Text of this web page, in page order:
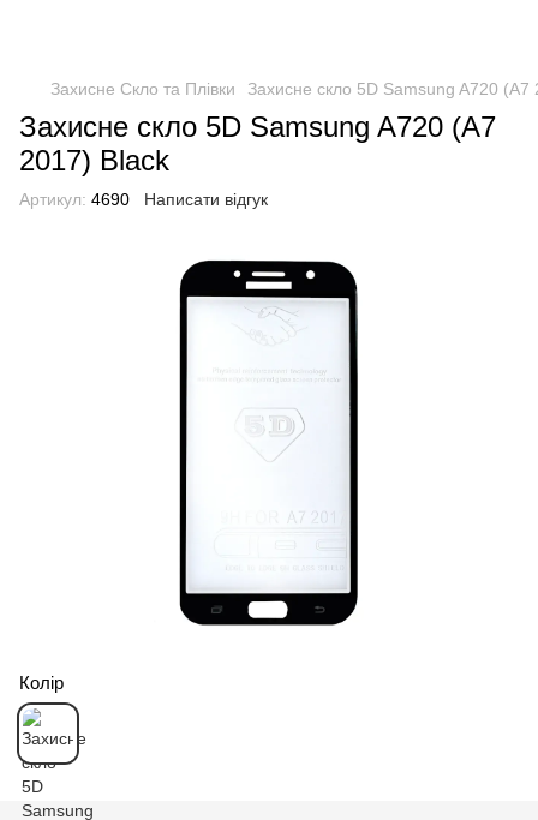
Захисне Скло та Плівки Захисне скло 5D Samsung A720 (A7
Захисне скло 5D Samsung A720 (A7
2017) Black
Артикул: 4690 Написати відгук
Колір